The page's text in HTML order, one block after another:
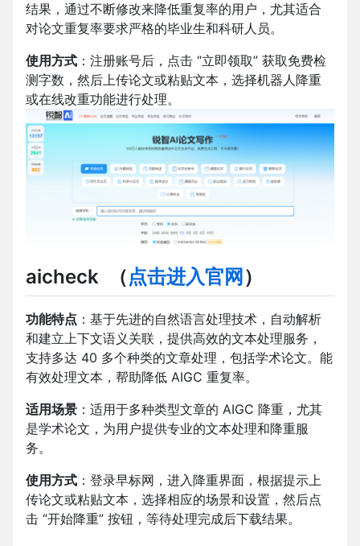
结果，通过不断修改来降低重复率的用户，尤其适合
对论文重复率要求严格的毕业生和科研人员。
使用方式 ：注册账号后，点击 “立即领取” 获取免费检
测字数，然后上传论文或粘贴文本，选择机器人降重
或在线改重功能进行处理。
aicheck （点击进入官网 ）
功能特点 ：基于先进的自然语言处理技术，自动解析
和建立上下文语义关联，提供高效的文本处理服务，
支持多达 40 多个种类的文章处理，包括学术论文。能
有效处理文本，帮助降低 AIGC 重复率。
适用场景 ：适用于多种类型文章的 AIGC 降重，尤其
是学术论文，为用户提供专业的文本处理和降重服
务。
使用方式 ：登录早标网，进入降重界面，根据提示上
传论文或粘贴文本，选择相应的场景和设置，然后点
击 “开始降重” 按钮，等待处理完成后下载结果。